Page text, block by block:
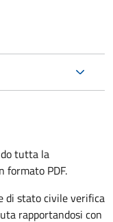
tutta la
formato PDF.
di stato civile verifica
rapportandosi con